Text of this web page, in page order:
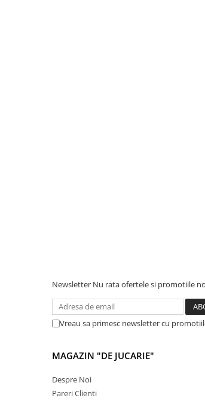
Cadou copii 4 ani
Cadou copii 5 ani
Cadou copii 8 ani
Newsletter Nu rata ofertele si promotiile
Vreau sa primesc newsletter cu
MAGAZIN "DE JUCARIE"
Despre Noi
Pareri Clienti